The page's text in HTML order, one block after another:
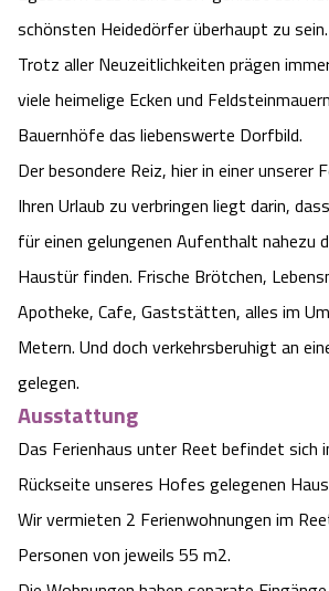
Camping
Urlaub auf dem
Urlaub mit Hund
Last Minute
Anreise
Kataloge
Angebote
Reiten
Kutschen
Tiere
HeideSpezialitäten
Unterkünfte
Urlaub auf dem
Wildpark Lüneburger
Wildpark Schwarze
Otter Zentrum
Wildpark Müden
Snow World Bispingen
Ralf Schumacher Kart &
Abenteuerland Trampolin-
Battle Kart Bispingen
Veranstaltungen
Shopping Celle
Kulinarisches Celle
Unterkünfte Celle
Veranstaltungen &
schönsten Heidedörfer überhaupt zu sein.
Trotz aller Neuzeitlichkeiten prägen
viele heimelige Ecken und
Bauernhöfe das liebenswerte Dorfbild.
Der besondere Reiz, hier in einer unserer
Ihren Urlaub zu verbringen liegt darin,
für einen gelungenen Aufenthalt nahezu
Haustür finden. Frische Brötchen,
Apotheke, Cafe, Gaststätten, alles im
Metern. Und doch verkehrsberuhigt an
gelegen.
Ausstattung
Das Ferienhaus unter Reet befindet sich
Rückseite unseres Hofes gelegenen
Wir vermieten 2 Ferienwohnungen im
Personen von jeweils 55 m2.